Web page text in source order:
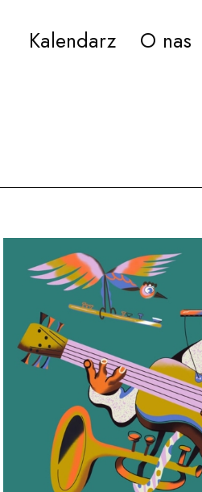
Bydgoszczy
Kalendarz O nas